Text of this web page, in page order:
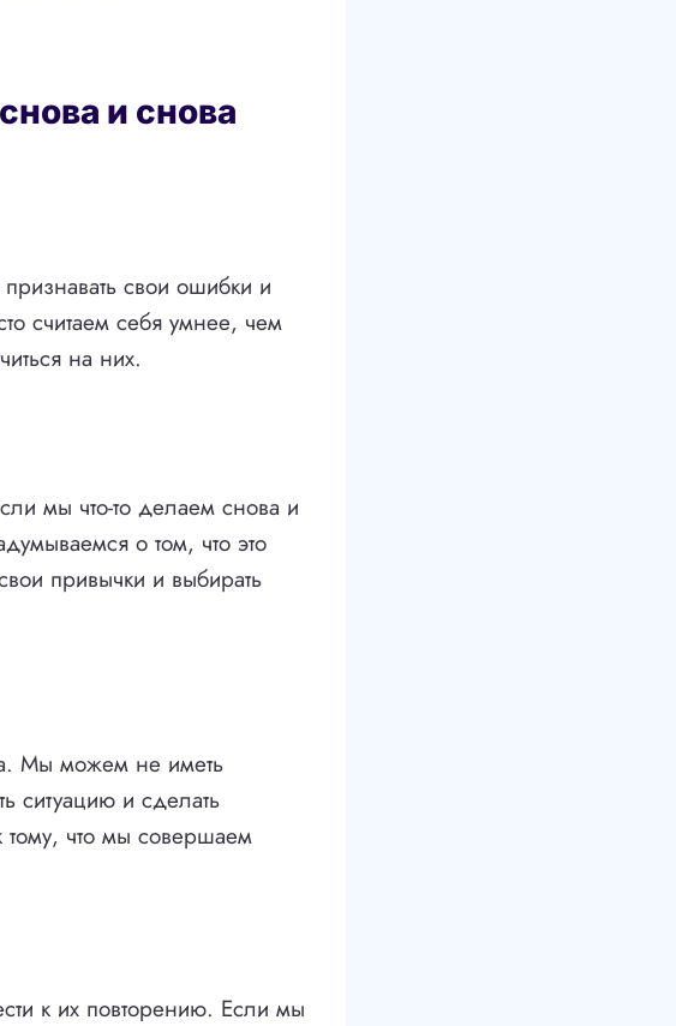
и снова
свои ошибки и
считаем себя умнее, чем
на них.
мы что-то делаем снова и
о том, что это
привычки и выбирать
Мы можем не иметь
ситуацию и сделать
тому, что мы совершаем
к их повторению. Если мы